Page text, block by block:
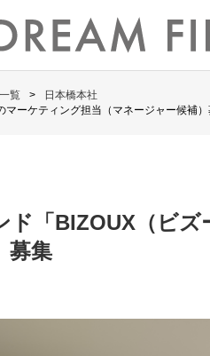
覧
日本橋本社
ーケティング担当（マネージャー候補
ド「BIZOUX（ビ
募集